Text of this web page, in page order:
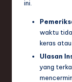
ini.
waktu
keras
Ulasan
yang